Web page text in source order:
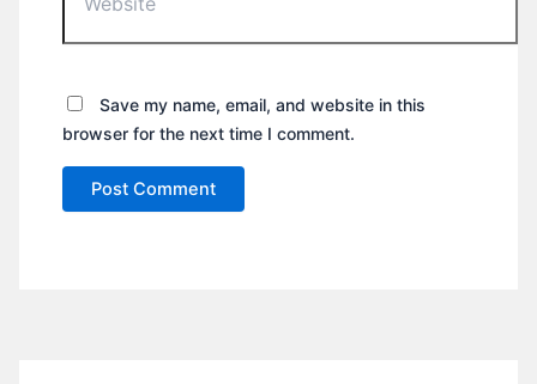
Save my name, email, and website in this
browser for the next time I comment.